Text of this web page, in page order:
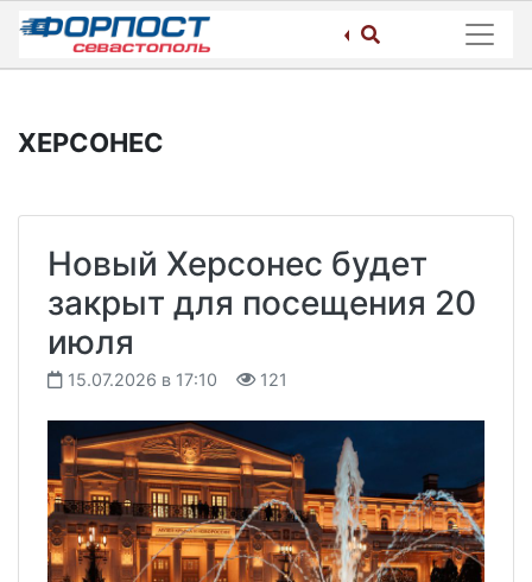
Skip
content
ХЕРСОНЕС
Новый Херсонес будет
закрыт для посещения 20
июля
15.07.2026 в 17:10 121